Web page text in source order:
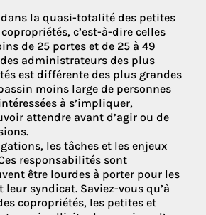
dans la quasi-totalité des petites
c’est-à-dire celles
de 25 portes et de 25 à 49
administrateurs des plus
est différente des plus grandes
moins large de personnes
à s’impliquer,
attendre avant d’agir ou de
les tâches et les enjeux
responsabilités sont
être lourdes à porter pour les
syndicat. Saviez-vous qu’à
copropriétés, les petites et